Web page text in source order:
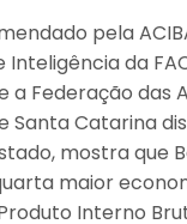
pela
da
a Federação das
Santa Catarina
mostra que
maior
Interno